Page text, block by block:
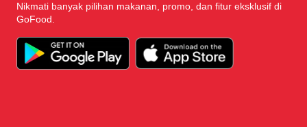
Nikmati banyak pilihan makanan, promo, dan fitur eksklusif di
GoFood.